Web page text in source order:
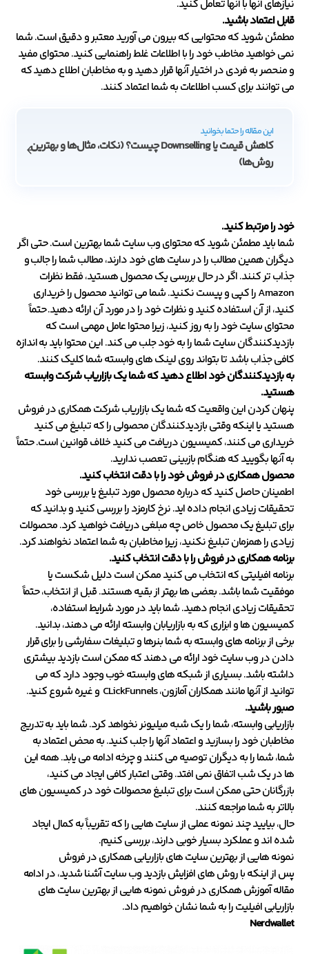
نیازهای آنها با آنها تعامل کنید.
قابل اعتماد باشید.
مطمئن شوید که محتوایی که بیرون می آورید معتبر و دقیق است. شما
نمی خواهید مخاطب خود را با اطلاعات غلط راهنمایی کنید. محتوای مفید
و منحصر به فردی در اختیار آنها قرار دهید و به مخاطبان اطلاع دهید که
می توانند برای کسب اطلاعات به شما اعتماد کنند.
این مقاله را حتما بخوانید
کاهش قیمت یا Downselling چیست؟ (نکات، مثال‌ها و بهترین
روش‌ها)
خود را مرتبط کنید.
شما باید مطمئن شوید که محتوای وب سایت شما بهترین است. حتی اگر
دیگران همین مطالب را در سایت های خود دارند، مطالب شما را جالب و
جذاب تر کنند. اگر در حال بررسی یک محصول هستید، فقط نظرات
Amazon را کپی و پیست نکنید. شما می توانید محصول را خریداری
کنید، از آن استفاده کنید و نظرات خود را در مورد آن ارائه دهید. حتماً
محتوای سایت خود را به روز کنید، زیرا محتوا عامل مهمی است که
بازدیدکنندگان سایت شما را به خود جلب می کند. این محتوا باید به اندازه
کافی جذاب باشد تا بتواند روی لینک های وابسته شما کلیک کنند.
به بازدیدکنندگان خود اطلاع دهید که شما یک بازاریاب شرکت وابسته
هستید.
پنهان کردن این واقعیت که شما یک بازاریاب شرکت همکاری در فروش
هستید یا اینکه وقتی بازدیدکنندگان محصولی را که تبلیغ می کنید
خریداری می کنند، کمیسیون دریافت می کنید خلاف قوانین است. حتماً
به آنها بگویید که هنگام بازبینی تعصب ندارید.
محصول همکاری در فروش خود را با دقت انتخاب کنید.
اطمینان حاصل کنید که درباره محصول مورد تبلیغ یا بررسی خود
تحقیقات زیادی انجام داده اید. نرخ کارمزد را بررسی کنید و بدانید که
برای تبلیغ یک محصول خاص چه مبلغی دریافت خواهید کرد. محصولات
زیادی را همزمان تبلیغ نکنید، زیرا مخاطبان به شما اعتماد نخواهند کرد.
برنامه همکاری در فروش را با دقت انتخاب کنید.
برنامه افیلیتی که انتخاب می کنید ممکن است دلیل شکست یا
موفقیت شما باشد. بعضی ها بهتر از بقیه هستند. قبل از انتخاب، حتماً
تحقیقات زیادی انجام دهید. شما باید در مورد شرایط استفاده،
کمیسیون ها و ابزاری که به بازاریابان وابسته ارائه می دهند، بدانید.
برخی از برنامه های وابسته به شما بنرها و تبلیغات سفارشی را برای قرار
دادن در وب سایت خود ارائه می دهند که ممکن است بازدید بیشتری
داشته باشد. بسیاری از شبکه های وابسته خوب وجود دارد که می
توانید از آنها مانند همکاران آمازون، CLickFunnels و غیره شروع کنید.
صبور باشید.
بازاریابی وابسته، شما را یک شبه میلیونر نخواهد کرد. شما باید به تدریج
مخاطبان خود را بسازید و اعتماد آنها را جلب کنید. به محض اعتماد به
شما، شما را به دیگران توصیه می کنند و چرخه ادامه می یابد. همه این
ها در یک شب اتفاق نمی افتد. وقتی اعتبار کافی ایجاد می کنید،
بازرگانان حتی ممکن است برای تبلیغ محصولات خود در کمیسیون های
بالاتر به شما مراجعه کنند.
حال، بیایید چند نمونه عملی از سایت هایی را که تقریباً به کمال ایجاد
شده اند و عملکرد بسیار خوبی دارند، بررسی کنیم.
نمونه هایی از بهترین سایت های بازاریابی همکاری در فروش
پس از اینکه با روش های افزایش بازدید وب سایت آشنا شدید، در ادامه
مقاله آموزش همکاری در فروش نمونه هایی از بهترین سایت های
بازاریابی افیلیت را به شما نشان خواهیم داد.
Nerdwallet